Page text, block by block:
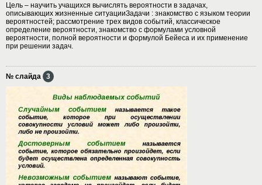
Цель – научить учащихся вычислять вероятности в задачах,
описывающих жизненные ситуацииЗадачи : знакомство с языком теории
вероятностей; рассмотрение трех видов событий, классическое
определение вероятности, знакомство с формулами условной
вероятности, полной вероятности и формулой Бейеса и их применение
при решении задач.
№ слайда 3